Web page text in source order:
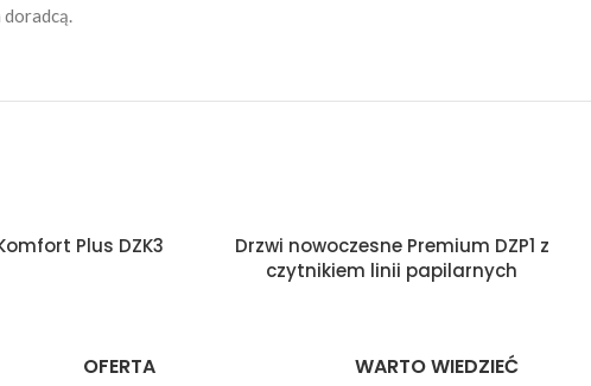
Plus DZK3
Drzwi nowoczesne Premium DZP1 z
czytnikiem linii papilarnych
OFERTA WARTO WIEDZIEĆ